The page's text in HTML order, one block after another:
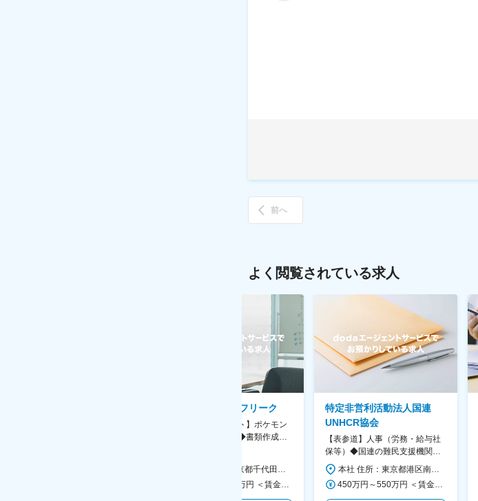
前へ
よく閲覧されている求人
株式会社ゲームフリーク
【庶務アシスタント】ポケモン
シリーズ開発企業◆書類作成・
本社 住所：東京都千代田区神田錦町2-2-1 KANDASQUARE 受動喫煙対策：屋内全面禁煙 変更の範囲：会社の定める事業所
350万円～500万円 ＜賃金形態＞ 月給制 ＜賃金内訳＞ 月額（基本給）：215,000円～307,000円 固定残業手当/月：76,700円～110,000円（固定残業時間45時間0分/月） 超過した時間外労働の残業手当は追加支給 ＜月給＞ 291,700円～417,000円（一律手当を含む） ＜昇給有無＞ 有 ＜残業手当＞ 有 ＜給与補足＞ ※経験・能力を考慮の上、年齢に関わりなく当社規定により優遇します。 賃金はあくまでも目安の金額であり、選考を通じて上下する可能性があります。 月給(月額)は固定手当を含めた表記です。
特定非営利活動法人国連
UNHCR協会
【表参道】人事（労務・給与社
保等）◆国連の難民支援機関の
活動を支える日本公式支援窓口
◆正職員登用前提
本社 住所：東京都港区南青山6-10-11 ウェスレーセンター3F 勤務地最寄駅：地下鉄各線／表参道駅 受動喫煙対策：屋内全面禁煙 変更の範囲：会社の定める事業所（リモートワーク含む）
450万円～550万円 ＜賃金形態＞ 月給制 ＜賃金内訳＞ 月額（基本給）：340,000円～420,000円 ＜月給＞ 340,000円～420,000円 ＜昇給有無＞ 有 ＜残業手当＞ 有 ＜給与補足＞ ※能力・経験によって決定します。 ■賞与あり（業績評価に応じて支給） 賃金はあくまでも目安の金額であり、選考を通じて上下する可能性があります。 月給(月額)は固定手当を含めた表記です。